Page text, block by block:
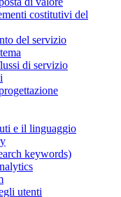
costitutivi del
del servizio
di servizio
e il linguaggio
keywords)
utenti